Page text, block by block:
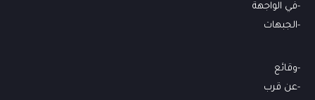
في الواجهة
الجبهات
وقائع
عن قرب